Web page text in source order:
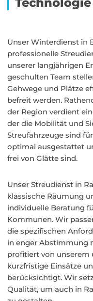
Unser Winterdienst in
professionelle
unserer langjährigen
geschulten Team
Gehwege und Plätze
befreit werden.
der Region verdient
der die Mobilität und
Streufahrzeuge sind
optimal ausgestattet
frei von Glätte sind.
Unser Streudienst in
klassische Räumung
individuelle Beratung
Kommunen. Wir
die spezifischen
in enger Abstimmung
profitiert von unserem
kurzfristige Einsätze
berücksichtigt. Wir
Qualität, um auch in